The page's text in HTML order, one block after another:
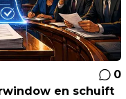
0
en schuift